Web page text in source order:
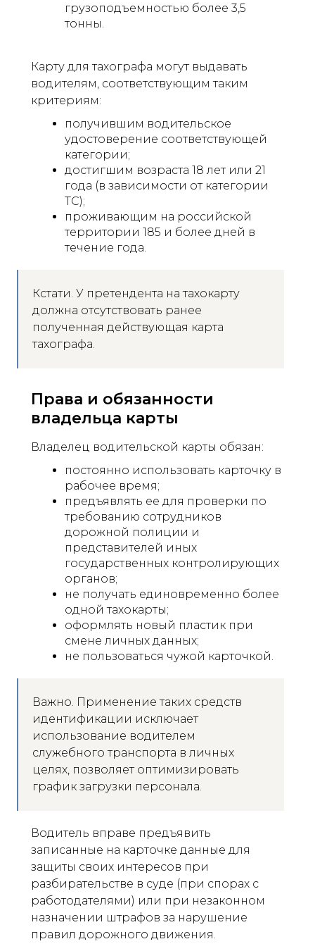
грузоподъемностью более 3,5
тонны.
Карту для тахографа могут выдавать
водителям, соответствующим таким
критериям:
получившим водительское
удостоверение соответствующей
категории;
достигшим возраста 18 лет или 21
года (в зависимости от категории
ТС);
проживающим на российской
территории 185 и более дней в
течение года.
Кстати. У претендента на тахокарту
должна отсутствовать ранее
полученная действующая карта
тахографа.
Права и обязанности
владельца карты
Владелец водительской карты обязан:
постоянно использовать карточку в
рабочее время;
предъявлять ее для проверки по
требованию сотрудников
дорожной полиции и
представителей иных
государственных контролирующих
органов;
не получать единовременно более
одной тахокарты;
оформлять новый пластик при
смене личных данных;
не пользоваться чужой карточкой.
Важно. Применение таких средств
идентификации исключает
использование водителем
служебного транспорта в личных
целях, позволяет оптимизировать
график загрузки персонала.
Водитель вправе предъявить
записанные на карточке данные для
защиты своих интересов при
разбирательстве в суде (при спорах с
работодателями) или при незаконном
назначении штрафов за нарушение
правил дорожного движения.